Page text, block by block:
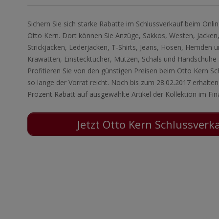
Sichern Sie sich starke Rabatte im Schlussverkauf beim
Otto Kern. Dort können Sie Anzüge, Sakkos, Westen,
Strickjacken, Lederjacken, T-Shirts, Jeans, Hosen, Hemden
Krawatten, Einstecktücher, Mützen, Schals und
Profitieren Sie von den günstigen Preisen beim Otto Kern
so lange der Vorrat reicht. Noch bis zum 28.02.2017
Prozent Rabatt auf ausgewählte Artikel der Kollektion im
Jetzt Otto Kern